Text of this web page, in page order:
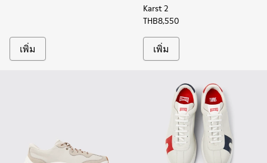
เพิ่ม
Karst 2
THB8,550
เพิ่ม